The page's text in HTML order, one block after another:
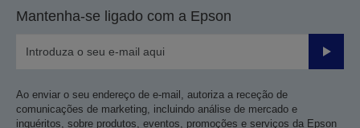
Mantenha-se ligado com a Epson
Enviar
Ao enviar o seu endereço de e-mail, autoriza a receção de
comunicações de marketing, incluindo análise de mercado e
inquéritos, sobre produtos, eventos, promoções e serviços da Epson